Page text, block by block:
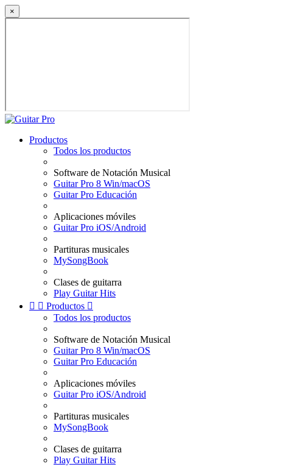
×
Productos
Todos los productos
Software de Notación Musical
Guitar Pro 8 Win/macOS
Guitar Pro Educación
Aplicaciones móviles
Guitar Pro iOS/Android
Partituras musicales
MySongBook
Clases de guitarra
Play Guitar Hits
  Productos 
Todos los productos
Software de Notación Musical
Guitar Pro 8 Win/macOS
Guitar Pro Educación
Aplicaciones móviles
Guitar Pro iOS/Android
Partituras musicales
MySongBook
Clases de guitarra
Play Guitar Hits